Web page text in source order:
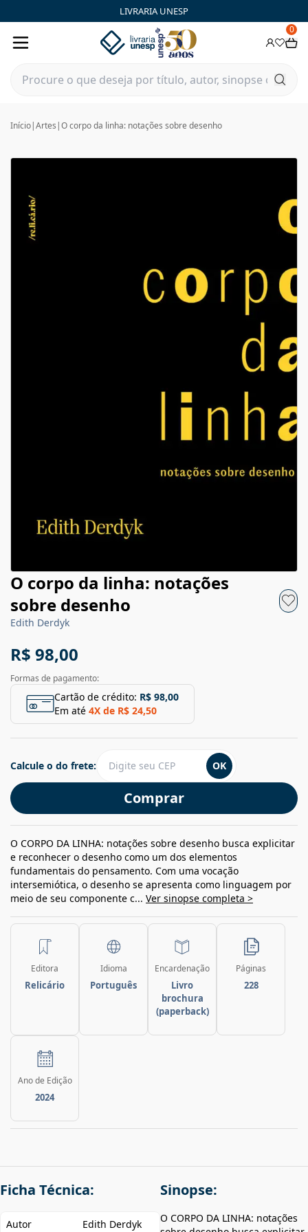
LIVRARIA UNESP
0
Início|Artes |O corpo da linha: notações sobre desenho
O corpo da linha: notações
sobre desenho
Edith Derdyk
R$ 98,00
Formas de pagamento:
Cartão de crédito: R$ 98,00
Em até 4X de R$ 24,50
Comprar
Calcule o do frete: OK
O CORPO DA LINHA: notações sobre desenho busca explicitar
e reconhecer o desenho como um dos elementos
fundamentais do pensamento. Com uma vocação
intersemiótica, o desenho se apresenta como linguagem por
meio de seu componente c... Ver sinopse completa >
Editora
Relicário
Idioma
Português
Encardenação
Livro
brochura
(paperback)
Páginas
228
Ano de Edição
2024
Ficha Técnica:
Autor Edith Derdyk
Sinopse:
O CORPO DA LINHA: notações